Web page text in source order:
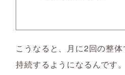
こうなると、月に2回の整
持続するようになるんです。